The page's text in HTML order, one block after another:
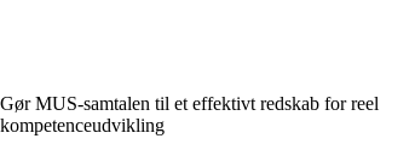
Gør MUS-samtalen til et effektivt redskab for reel
kompetenceudvikling